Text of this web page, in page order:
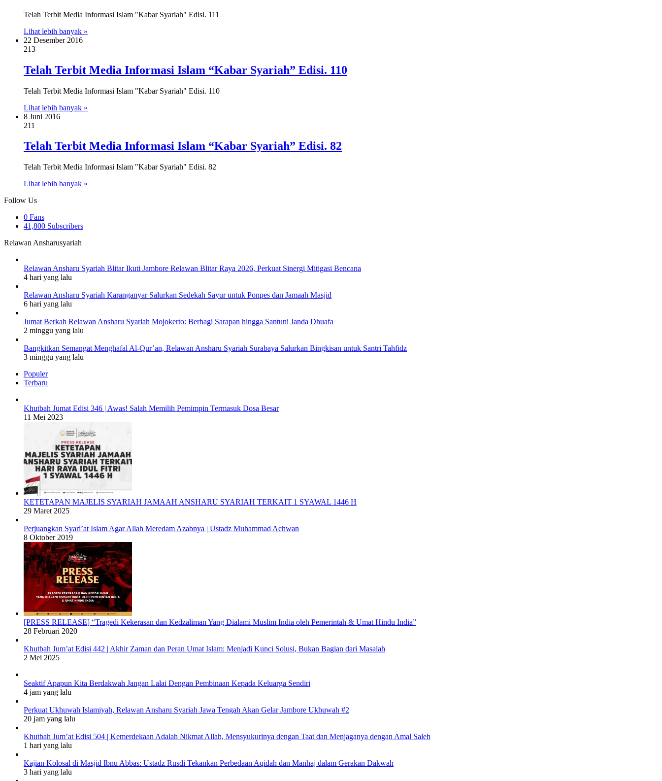
Telah Terbit Media Informasi Islam "Kabar Syariah" Edisi. 111
Lihat lebih banyak »
22 Desember 2016
213
Telah Terbit Media Informasi Islam “Kabar Syariah” Edisi. 110
Telah Terbit Media Informasi Islam "Kabar Syariah" Edisi. 110
Lihat lebih banyak »
8 Juni 2016
211
Telah Terbit Media Informasi Islam “Kabar Syariah” Edisi. 82
Telah Terbit Media Informasi Islam "Kabar Syariah" Edisi. 82
Lihat lebih banyak »
Follow Us
0 Fans
41,800 Subscribers
Relawan Ansharusyariah
Relawan Ansharu Syariah Blitar Ikuti Jambore Relawan Blitar Raya 2026, Perkuat Sinergi Mitigasi Bencana
4 hari yang lalu
Relawan Ansharu Syariah Karanganyar Salurkan Sedekah Sayur untuk Ponpes dan Jamaah Masjid
6 hari yang lalu
Jumat Berkah Relawan Ansharu Syariah Mojokerto: Berbagi Sarapan hingga Santuni Janda Dhuafa
2 minggu yang lalu
Bangkitkan Semangat Menghafal Al-Qur’an, Relawan Ansharu Syariah Surabaya Salurkan Bingkisan untuk Santri Tahfidz
3 minggu yang lalu
Populer
Terbaru
Khutbah Jumat Edisi 346 | Awas! Salah Memilih Pemimpin Termasuk Dosa Besar
11 Mei 2023
KETETAPAN MAJELIS SYARIAH JAMAAH ANSHARU SYARIAH TERKAIT 1 SYAWAL 1446 H
29 Maret 2025
Perjuangkan Syari’at Islam Agar Allah Meredam Azabnya | Ustadz Muhammad Achwan
8 Oktober 2019
[PRESS RELEASE] “Tragedi Kekerasan dan Kedzaliman Yang Dialami Muslim India oleh Pemerintah & Umat Hindu India”
28 Februari 2020
Khutbah Jum’at Edisi 442 | Akhir Zaman dan Peran Umat Islam: Menjadi Kunci Solusi, Bukan Bagian dari Masalah
2 Mei 2025
Seaktif Apapun Kita Berdakwah Jangan Lalai Dengan Pembinaan Kepada Keluarga Sendiri
4 jam yang lalu
Perkuat Ukhuwah Islamiyah, Relawan Ansharu Syariah Jawa Tengah Akan Gelar Jambore Ukhuwah #2
20 jam yang lalu
Khutbah Jum’at Edisi 504 | Kemerdekaan Adalah Nikmat Allah, Mensyukurinya dengan Taat dan Menjaganya dengan Amal Saleh
1 hari yang lalu
Kajian Kolosal di Masjid Ibnu Abbas: Ustadz Rusdi Tekankan Perbedaan Aqidah dan Manhaj dalam Gerakan Dakwah
3 hari yang lalu